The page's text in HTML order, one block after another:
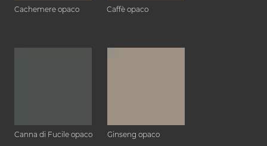
Cachemere opaco Caffè opaco
Canna di Fucile opaco Ginseng opaco